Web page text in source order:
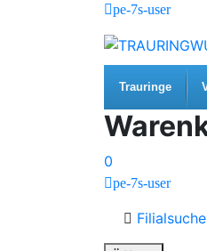
pe-7s-user
Trauringe
0
pe-7s-user
Filialsuche